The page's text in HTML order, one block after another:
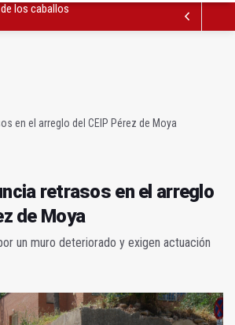
en el arreglo del CEIP Pérez de Moya
retrasos en el arreglo
de Moya
un muro deteriorado y exigen actuación